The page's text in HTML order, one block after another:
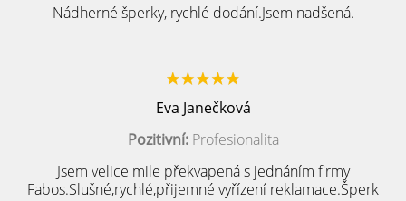
Nádherné šperky, rychlé dodání.Jsem nadšená.
Eva Janečková
Pozitivní:Profesionalita
Jsem velice mile překvapená s jednáním firmy
Fabos.Slušné,rychlé,přijemné vyřízení reklamace.Šperk